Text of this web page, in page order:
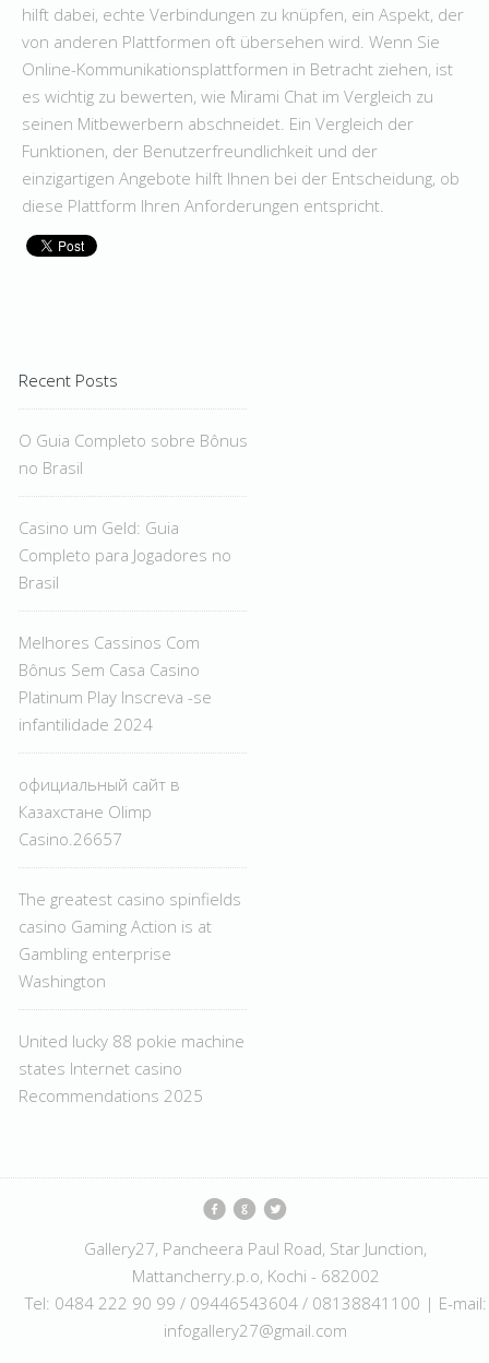
hilft dabei, echte Verbindungen zu knüpfen, ein Aspekt, der
von anderen Plattformen oft übersehen wird. Wenn Sie
Online-Kommunikationsplattformen in Betracht ziehen, ist
es wichtig zu bewerten, wie Mirami Chat im Vergleich zu
seinen Mitbewerbern abschneidet. Ein Vergleich der
Funktionen, der Benutzerfreundlichkeit und der
einzigartigen Angebote hilft Ihnen bei der Entscheidung, ob
diese Plattform Ihren Anforderungen entspricht.
Recent Posts
O Guia Completo sobre Bônus
no Brasil
Casino um Geld: Guia
Completo para Jogadores no
Brasil
Melhores Cassinos Com
Bônus Sem Casa Casino
Platinum Play Inscreva -se
infantilidade 2024
официальный сайт в
Казахстане Olimp
Casino.26657
The greatest casino spinfields
casino Gaming Action is at
Gambling enterprise
Washington
United lucky 88 pokie machine
states Internet casino
Recommendations 2025
Gallery27, Pancheera Paul Road, Star Junction,
Mattancherry.p.o, Kochi - 682002
Tel: 0484 222 90 99 / 09446543604 / 08138841100 | E-mail:
infogallery27@gmail.com